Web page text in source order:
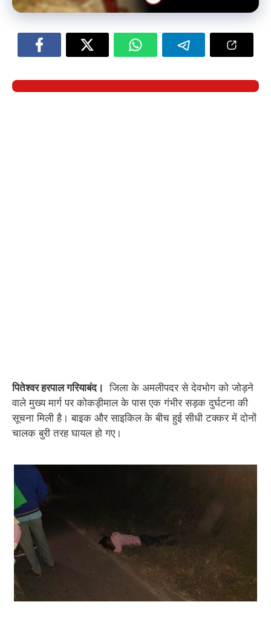
पितेश्वर हरपाल गरियाबंद। जिला के अमलीपदर से देवभोग को जोड़ने
वाले मुख्य मार्ग पर कोकड़ीमाल के पास एक गंभीर सड़क दुर्घटना की
सूचना मिली है। बाइक और साइकिल के बीच हुई सीधी टक्कर में दोनों
चालक बुरी तरह घायल हो गए।